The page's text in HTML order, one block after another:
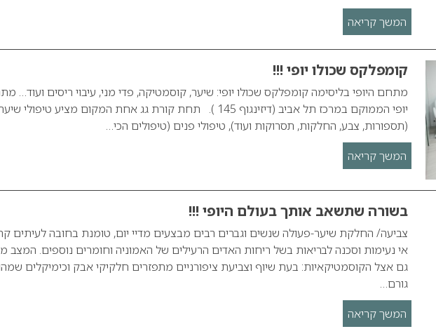
המשך קריאה
קומפלקס שכולו יופי !!!
מתחם היופי בליסימה קומפלקס שכולו יופי: שיער, קוסמטיקה, פדי מני, עיבוי ריסים ועוד…
יופי הממוקם במרכז תל אביב (דיזינגוף 145 ). תחת קורת גג אחת המקום מציע טיפולי
(תספורות, צבע, החלקות, תסרוקות ועוד), טיפולי פנים (טיפולים הכי…
המשך קריאה
בשורה שתשאב אותך בעולם היופי !!!
צביעה/ החלקת שיער-פעולה שנשים וגברים רבים מבצעים מדיי יום, טומנת בחובה לעיתים
אי נעימות וסכנה לבריאות בשל ריחות האדים הרעילים של האמוניה וחומרים נוספים. המצב
גם אצל הקוסמטיקאיות: בעת שיוף וצביעת ציפורניים מתפזרים חלקיקי אבק וכימיקלים
גורם…
המשך קריאה